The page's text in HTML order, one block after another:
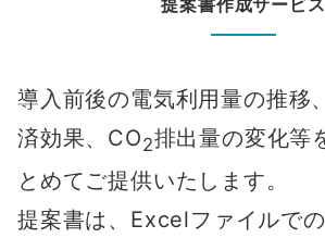
導⼊前後の電気利⽤量の推移
済効果、CO2排出量の変化等
とめてご提供いたします。
提案書は、Excelファイルで